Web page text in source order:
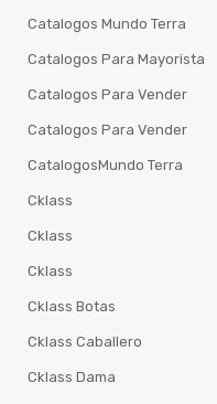
Catalogos Mundo Terra
Catalogos Para Mayorista
Catalogos Para Vender
Catalogos Para Vender
CatalogosMundo Terra
Cklass
Cklass
Cklass
Cklass Botas
Cklass Caballero
Cklass Dama